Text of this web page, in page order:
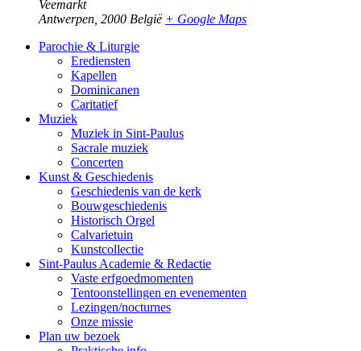
Veemarkt
Antwerpen 2000 België + Google Maps
Parochie & Liturgie
Erediensten
Kapellen
Dominicanen
Caritatief
Muziek
Muziek in Sint-Paulus
Sacrale muziek
Concerten
Kunst & Geschiedenis
Geschiedenis van de kerk
Bouwgeschiedenis
Historisch Orgel
Calvarietuin
Kunstcollectie
Sint-Paulus Academie & Redactie
Vaste erfgoedmomenten
Tentoonstellingen en evenementen
Lezingen/nocturnes
Onze missie
Plan uw bezoek